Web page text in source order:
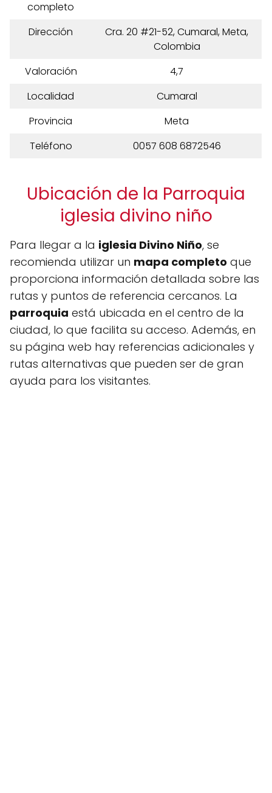
completo
Dirección
Cra. 20 #21-52, Cumaral, Meta,
Colombia
Valoración
4,7
Localidad
Cumaral
Provincia
Meta
Teléfono
0057 608 6872546
Ubicación de la Parroquia
iglesia divino niño
Para llegar a la iglesia Divino Niño, se
recomienda utilizar un mapa completo que
proporciona información detallada sobre las
rutas y puntos de referencia cercanos. La
parroquia está ubicada en el centro de la
ciudad, lo que facilita su acceso. Además, en
su página web hay referencias adicionales y
rutas alternativas que pueden ser de gran
ayuda para los visitantes.